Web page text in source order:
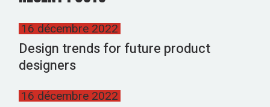
16 décembre 2022
Design trends for future product
designers
16 décembre 2022